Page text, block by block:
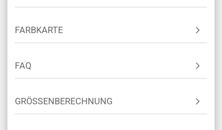
FARBKARTE
FAQ
GRÖSSENBERECHNUNG